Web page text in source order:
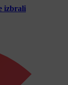
izbrali